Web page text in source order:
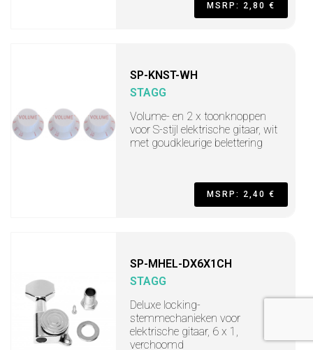
MSRP: 2,80 €
SP-KNST-WH
STAGG
Volume- en 2 x toonknoppen
voor S-stijl elektrische gitaar, wit
met goudkleurige belettering
MSRP: 2,40 €
SP-MHEL-DX6X1CH
STAGG
Deluxe locking-
stemmechanieken voor
elektrische gitaar, 6 x 1,
verchoomd